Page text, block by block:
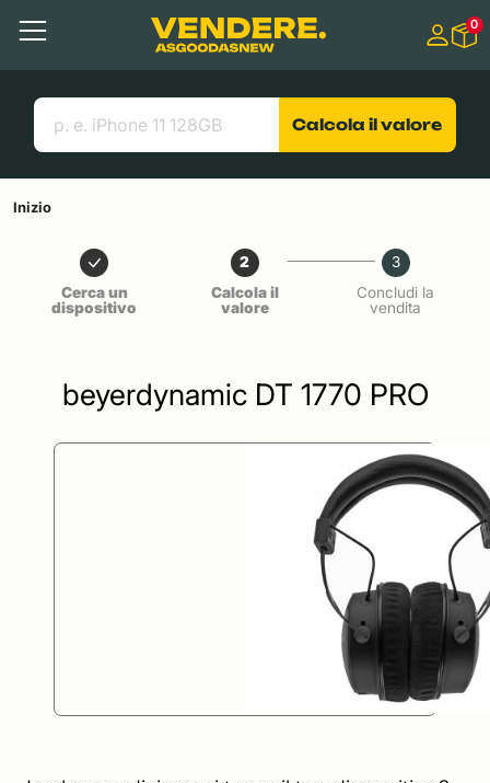
Contenuto principale
Menu
Cerca
Link utili
0
Calcola il valore
Inizio
Cerca un
dispositivo
2
Calcola il
valore
3
Concludi la
vendita
beyerdynamic DT 1770 PRO